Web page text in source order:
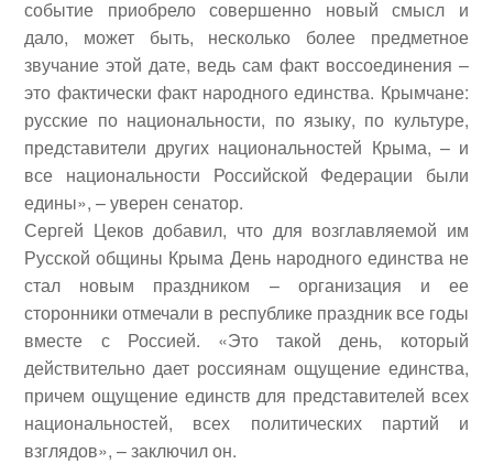
событие приобрело совершенно новый смысл и
дало, может быть, несколько более предметное
звучание этой дате, ведь сам факт воссоединения –
это фактически факт народного единства. Крымчане:
русские по национальности, по языку, по культуре,
представители других национальностей Крыма, – и
все национальности Российской Федерации были
едины», – уверен сенатор.
Сергей Цеков добавил, что для возглавляемой им
Русской общины Крыма День народного единства не
стал новым праздником – организация и ее
сторонники отмечали в республике праздник все годы
вместе с Россией. «Это такой день, который
действительно дает россиянам ощущение единства,
причем ощущение единств для представителей всех
национальностей, всех политических партий и
взглядов», – заключил он.